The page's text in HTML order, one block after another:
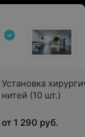
Установка
нитей (10 шт.)
от 1 290 руб.